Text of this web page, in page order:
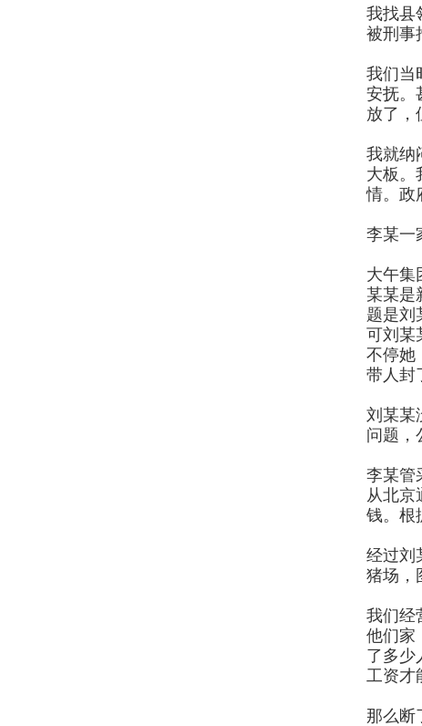
我找县
被刑事
我们当
安抚。
放了，
我就纳
大板。
情。政
李某一
大午集
某某是
题是刘
可刘某
不停她
带人封
刘某某
问题，
李某管
从北京
钱。根
经过刘
猪场，
我们经
他们家
了多少
工资才
那么断